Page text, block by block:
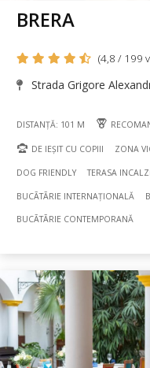
BRERA
(4,8 / 199
Strada Grigore
DISTANȚĂ: 101 M
DE IEȘIT CU COPIII ZONA
DOG FRIENDLY TERASA
BUCÃTÃRIE INTERNAȚIONALĂ
BUCÃTÃRIE CONTEMPORANĂ